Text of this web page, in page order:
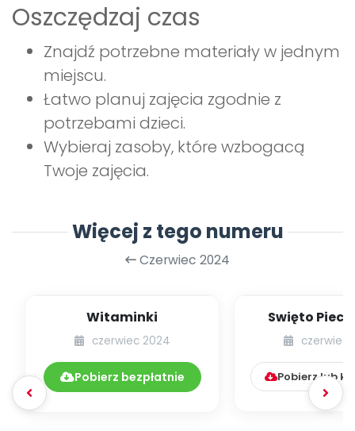
Oszczędzaj czas
Znajdź potrzebne materiały w jednym
miejscu.
Łatwo planuj zajęcia zgodnie z
potrzebami dzieci.
Wybieraj zasoby, które wzbogacą
Twoje zajęcia.
Więcej z tego numeru
Czerwiec 2024
Witaminki
czerwiec 2024
Pobierz bezpłatnie
Swięto
czerwiec
Pobierz lub